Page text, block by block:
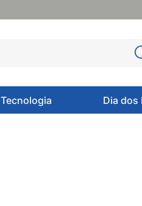
Tecnologia Dia dos